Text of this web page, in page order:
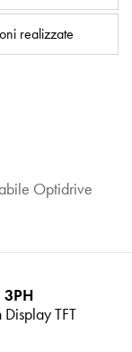
realizzate
Optidrive
TFT
Accedere